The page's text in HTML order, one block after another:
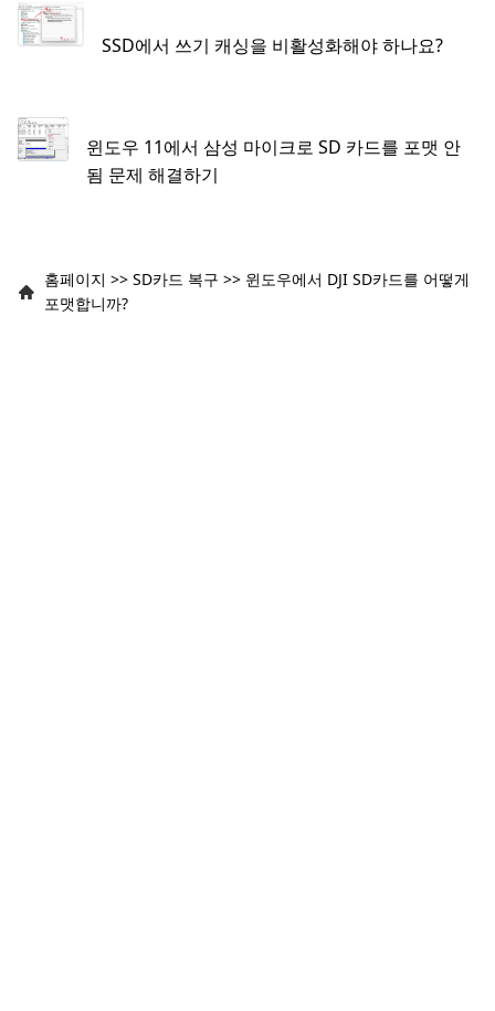
SSD에서 쓰기 캐싱을 비활성화해야 하나요?
윈도우 11에서 삼성 마이크로 SD 카드를 포맷 안
됨 문제 해결하기
홈페이지 >> SD카드 복구 >> 윈도우에서 DJI SD카드를 어떻게
포맷합니까?